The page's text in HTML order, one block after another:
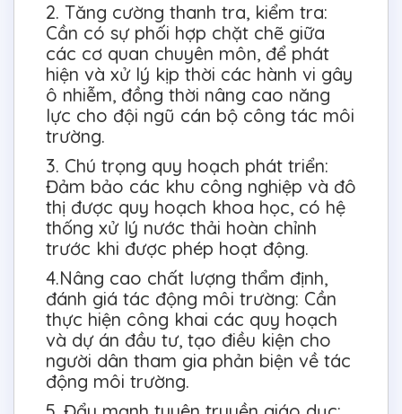
2. Tăng cường thanh tra, kiểm tra:
Cần có sự phối hợp chặt chẽ giữa
các cơ quan chuyên môn, để phát
hiện và xử lý kịp thời các hành vi gây
ô nhiễm, đồng thời nâng cao năng
lực cho đội ngũ cán bộ công tác môi
trường.
3. Chú trọng quy hoạch phát triển:
Đảm bảo các khu công nghiệp và đô
thị được quy hoạch khoa học, có hệ
thống xử lý nước thải hoàn chỉnh
trước khi được phép hoạt động.
4.Nâng cao chất lượng thẩm định,
đánh giá tác động môi trường: Cần
thực hiện công khai các quy hoạch
và dự án đầu tư, tạo điều kiện cho
người dân tham gia phản biện về tác
động môi trường.